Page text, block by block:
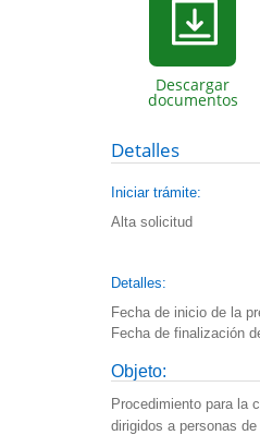
Descargar
documentos
Detalles
Iniciar trámite:
Alta solicitud
Detalles:
Fecha de inicio de la
Fecha de finalización
Objeto:
Procedimiento para la
dirigidos a personas